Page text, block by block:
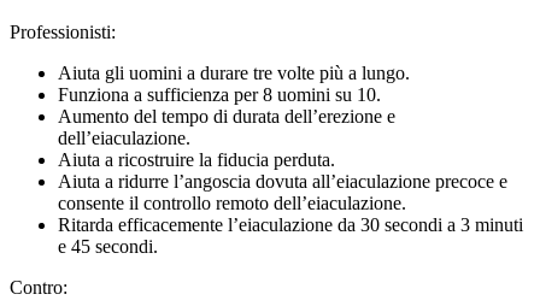
Professionisti:
Aiuta gli uomini a durare tre volte più a lungo.
Funziona a sufficienza per 8 uomini su 10.
Aumento del tempo di durata dell’erezione e
dell’eiaculazione.
Aiuta a ricostruire la fiducia perduta.
Aiuta a ridurre l’angoscia dovuta all’eiaculazione precoce e
consente il controllo remoto dell’eiaculazione.
Ritarda efficacemente l’eiaculazione da 30 secondi a 3 minuti
e 45 secondi.
Contro: